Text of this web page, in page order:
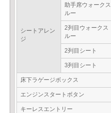
シートアレン
ジ
助手席ウォークス
ルー
2列目ウォークス
ルー
2列目シート
3列目シート
床下ラゲージボックス
エンジンスタートボタン
キーレスエントリー